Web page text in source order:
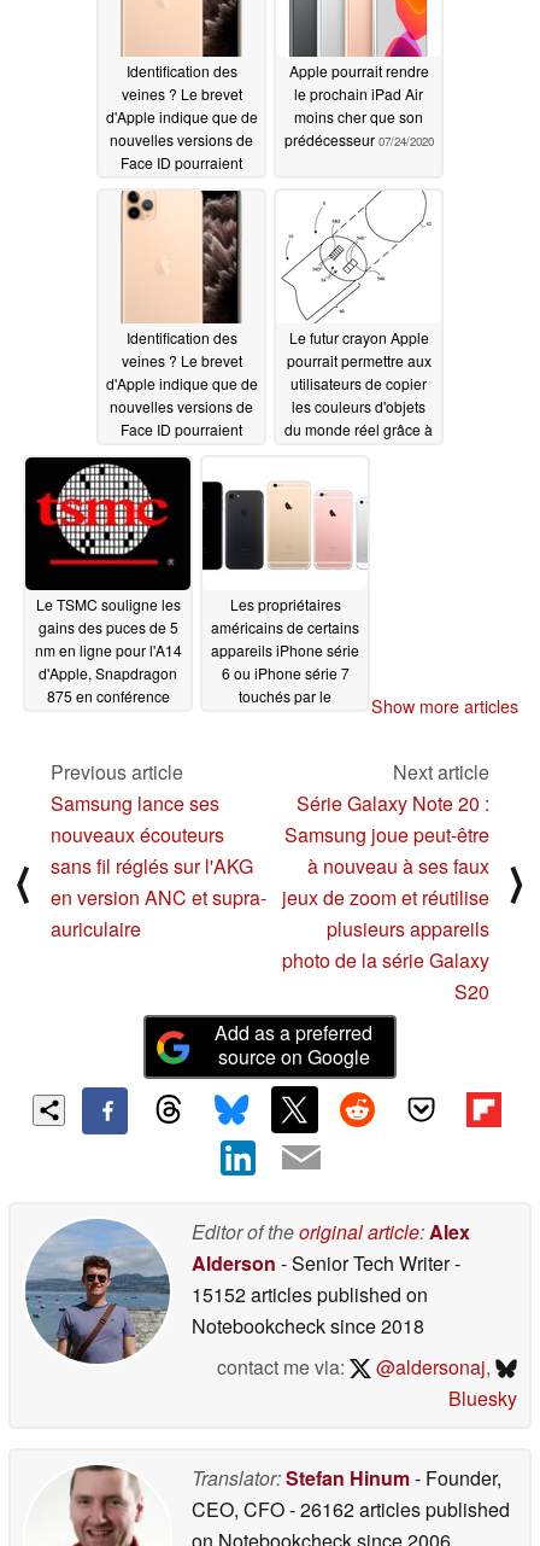
08/12/2020
Identification des
veines ? Le brevet
d'Apple indique que de
nouvelles versions de
Face ID pourraient
cartographier les
veines du visage des
utilisateurs d'iPhone et
d'iPad pour tromper les
pirates masqués
07/24/2020
Apple pourrait rendre
le prochain iPad Air
moins cher que son
prédécesseur 07/24/2020
Identification des
veines ? Le brevet
d'Apple indique que de
nouvelles versions de
Face ID pourraient
cartographier les
veines du visage des
utilisateurs d'iPhone et
d'iPad pour tromper les
pirates masqués
07/23/2020
Le futur crayon Apple
pourrait permettre aux
utilisateurs de copier
les couleurs d'objets
du monde réel grâce à
Le TSMC souligne les
gains des puces de 5
nm en ligne pour l'A14
d'Apple, Snapdragon
875 en conférence
Les propriétaires
américains de certains
appareils iPhone série
6 ou iPhone série 7
touchés par le
07/15/2020
Show more articles
⟨
Previous article
Samsung lance ses
nouveaux écouteurs
sans fil réglés sur l'AKG
en version ANC et supra-
auriculaire
Next article
Série Galaxy Note 20 :
Samsung joue peut-être
à nouveau à ses faux
jeux de zoom et réutilise
plusieurs appareils
photo de la série Galaxy
S20
⟩
Add as a preferred
source on Google
Editor of theoriginal article: Alex
Alderson - Senior Tech Writer-
15152 articles published on
Notebookchecksince 2018
contact me via:
@aldersonaj,
Bluesky
Translator:Stefan Hinum- Founder,
CEO, CFO- 26162 articles published
on Notebookchecksince 2006